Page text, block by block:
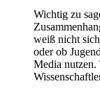
Wichtig zu
weiß nicht
oder ob
Media nutzen.